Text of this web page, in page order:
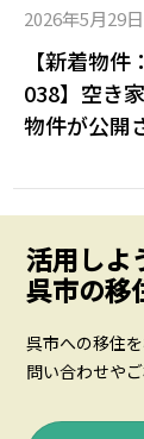
2026年5月29日
【新着物
038】空き
物件が公開
活用しよ
呉市の移
呉市への移住
問い合わせや